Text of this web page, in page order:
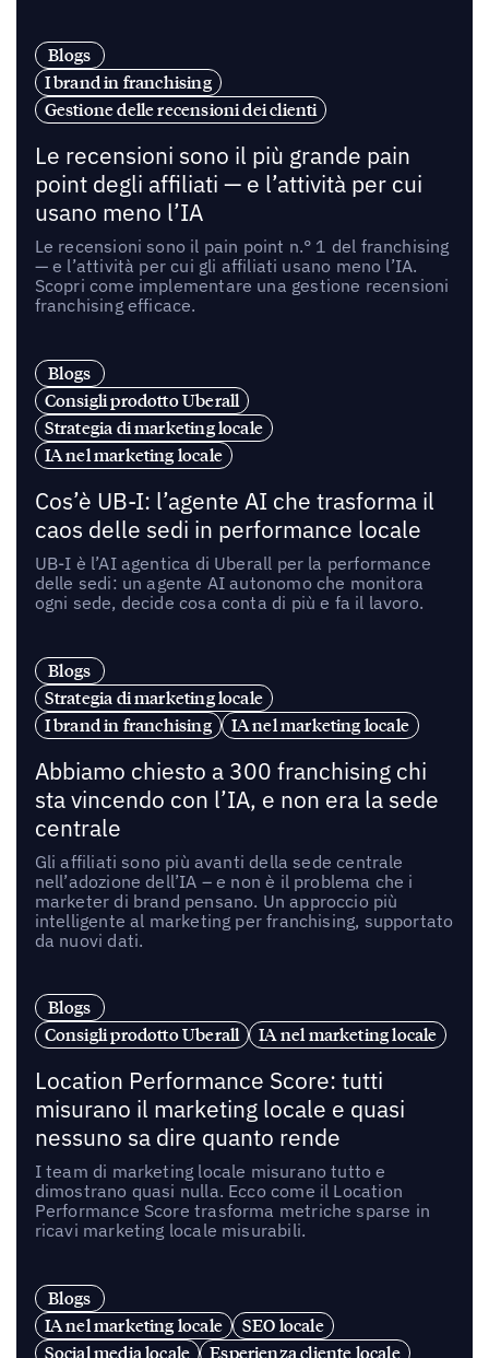
Blogs
I brand in franchising
Gestione delle recensioni dei clienti
Le recensioni sono il più grande pain
point degli affiliati — e l’attività per cui
usano meno l’IA
Le recensioni sono il pain point n.° 1 del franchising
— e l’attività per cui gli affiliati usano meno l’IA.
Scopri come implementare una gestione recensioni
franchising efficace.
Blogs
Consigli prodotto Uberall
Strategia di marketing locale
IA nel marketing locale
Cos’è UB-I: l’agente AI che trasforma il
caos delle sedi in performance locale
UB-I è l’AI agentica di Uberall per la performance
delle sedi: un agente AI autonomo che monitora
ogni sede, decide cosa conta di più e fa il lavoro.
Blogs
Strategia di marketing locale
I brand in franchising
IA nel marketing locale
Abbiamo chiesto a 300 franchising chi
sta vincendo con l’IA, e non era la sede
centrale
Gli affiliati sono più avanti della sede centrale
nell’adozione dell’IA – e non è il problema che i
marketer di brand pensano. Un approccio più
intelligente al marketing per franchising, supportato
da nuovi dati.
Blogs
Consigli prodotto Uberall
IA nel marketing locale
Location Performance Score: tutti
misurano il marketing locale e quasi
nessuno sa dire quanto rende
I team di marketing locale misurano tutto e
dimostrano quasi nulla. Ecco come il Location
Performance Score trasforma metriche sparse in
ricavi marketing locale misurabili.
Blogs
IA nel marketing locale
SEO locale
Social media locale
Esperienza cliente locale